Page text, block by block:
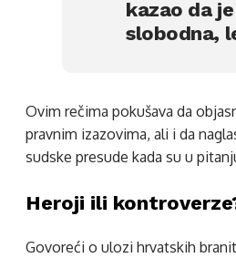
kazao da
slobodna,
Ovim rečima pokušava da
pravnim izazovima, ali i da
sudske presude kada su u
Heroji ili
Govoreći o ulozi hrvatskih